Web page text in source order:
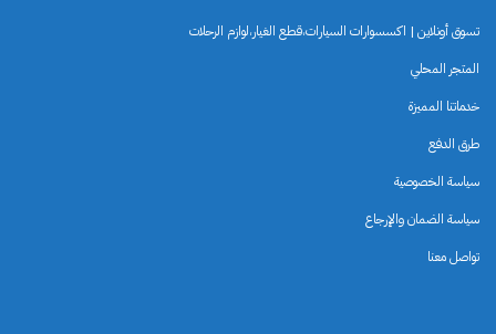
تسوق أونلاين | اكسسوارات السيارات،قطع الغيار،لوازم الرحلات
المتجر المحلي
خدماتنا المميزة
طرق الدفع
سياسة الخصوصية
سياسة الضمان والإرجاع
تواصل معنا